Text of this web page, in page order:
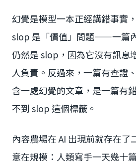
幻覺是模型一本正經講錯事實
slop 是「價值」問題——一篇
仍然是 slop，因為它沒有訊息
人負責。反過來，一篇有查證
含一處幻覺的文章，是一篇有
不到 slop 這個標籤。
內容農場在 AI 出現前就存在
意在規模：人類寫手一天幾十